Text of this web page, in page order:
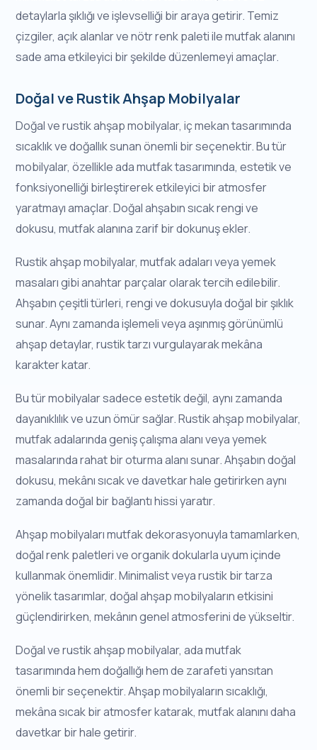
detaylarla şıklığı ve işlevselliği bir araya getirir. Temiz
çizgiler, açık alanlar ve nötr renk paleti ile mutfak alanını
sade ama etkileyici bir şekilde düzenlemeyi amaçlar.
Doğal ve Rustik Ahşap Mobilyalar
Doğal ve rustik ahşap mobilyalar, iç mekan tasarımında
sıcaklık ve doğallık sunan önemli bir seçenektir. Bu tür
mobilyalar, özellikle ada mutfak tasarımında, estetik ve
fonksiyonelliği birleştirerek etkileyici bir atmosfer
yaratmayı amaçlar. Doğal ahşabın sıcak rengi ve
dokusu, mutfak alanına zarif bir dokunuş ekler.
Rustik ahşap mobilyalar, mutfak adaları veya yemek
masaları gibi anahtar parçalar olarak tercih edilebilir.
Ahşabın çeşitli türleri, rengi ve dokusuyla doğal bir şıklık
sunar. Aynı zamanda işlemeli veya aşınmış görünümlü
ahşap detaylar, rustik tarzı vurgulayarak mekâna
karakter katar.
Bu tür mobilyalar sadece estetik değil, aynı zamanda
dayanıklılık ve uzun ömür sağlar. Rustik ahşap mobilyalar,
mutfak adalarında geniş çalışma alanı veya yemek
masalarında rahat bir oturma alanı sunar. Ahşabın doğal
dokusu, mekânı sıcak ve davetkar hale getirirken aynı
zamanda doğal bir bağlantı hissi yaratır.
Ahşap mobilyaları mutfak dekorasyonuyla tamamlarken,
doğal renk paletleri ve organik dokularla uyum içinde
kullanmak önemlidir. Minimalist veya rustik bir tarza
yönelik tasarımlar, doğal ahşap mobilyaların etkisini
güçlendirirken, mekânın genel atmosferini de yükseltir.
Doğal ve rustik ahşap mobilyalar, ada mutfak
tasarımında hem doğallığı hem de zarafeti yansıtan
önemli bir seçenektir. Ahşap mobilyaların sıcaklığı,
mekâna sıcak bir atmosfer katarak, mutfak alanını daha
davetkar bir hale getirir.